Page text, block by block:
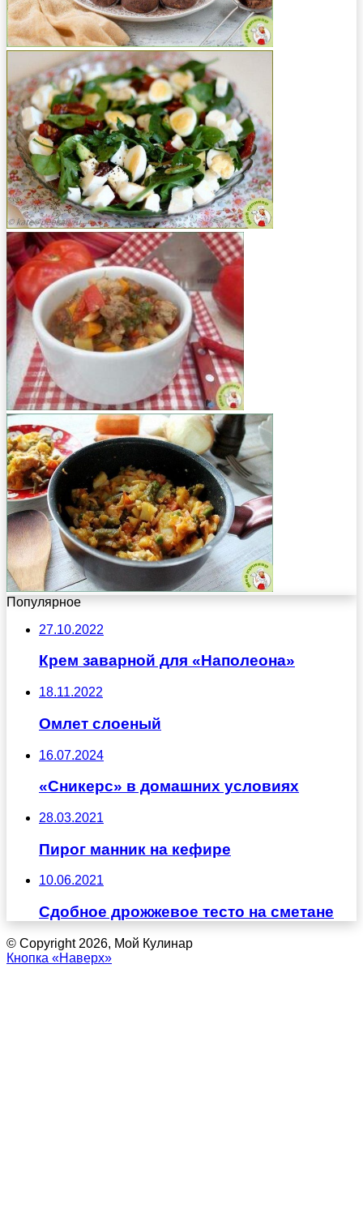
Популярное
27.10.2022
Крем заварной для «Наполеона»
18.11.2022
Омлет слоеный
16.07.2024
«Сникерс» в домашних условиях
28.03.2021
Пирог манник на кефире
10.06.2021
Сдобное дрожжевое тесто на сметане
© Copyright 2026, Мой Кулинар
Кнопка «Наверх»